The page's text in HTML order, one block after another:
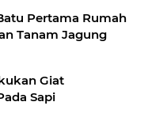
Pertama Rumah
Tanam Jagung
Giat
Sapi